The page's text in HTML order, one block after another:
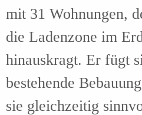
mit 31 Wohnungen,
die Ladenzone im
hinauskragt. Er fügt
bestehende
sie gleichzeitig